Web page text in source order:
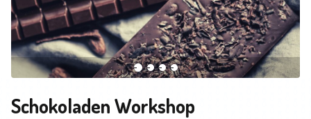
Schokoladen Workshop